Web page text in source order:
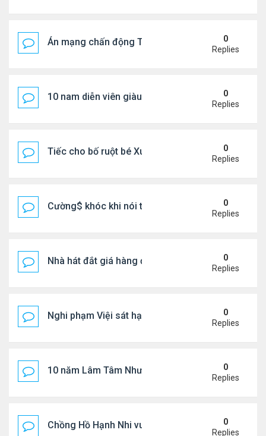
Án mạng chấn động Thái lan: hai chị em người
0
Replies
10 nam diễn viên giàu nhất Trung Quốc 2026
0
Replies
Tiếc cho bố ruột bé Xuân Mai ở Mỹ
0
Replies
Cường$ khóc khi nói thật về hôn nhân
0
Replies
Nhà hát đắt giá hàng đầu tg ở VN
0
Replies
Nghi phạm Việi sát hại cụ bà 91 tuổi, phi tang xác
0
Replies
10 năm Lâm Tâm Như - Hoắc Kiến Hoa
0
Replies
Chồng Hồ Hạnh Nhi vui vẻ ôm người cũ của vợ
0
Replies